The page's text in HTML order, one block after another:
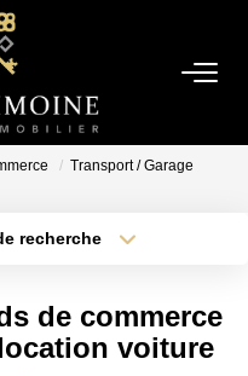
Transport / Garage
recherche
min
de commerce
voiture